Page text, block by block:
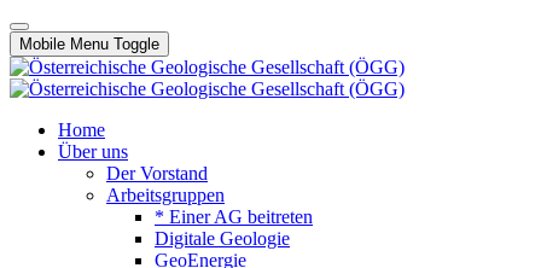
Mobile Menu Toggle
Home
Über uns
Der Vorstand
Arbeitsgruppen
* Einer AG beitreten
Digitale Geologie
GeoEnergie